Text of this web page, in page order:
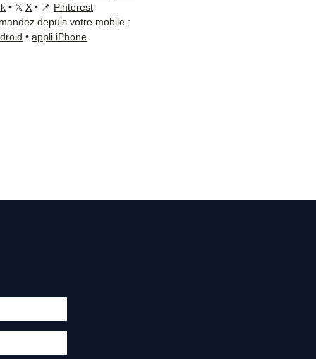
• 𝕏 X • 📌 Pinterest
depuis votre mobile :
• appli iPhone